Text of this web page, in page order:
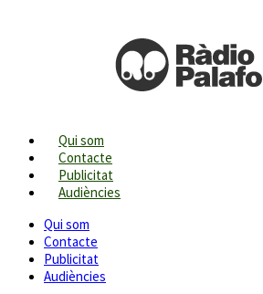
Qui som
Contacte
Publicitat
Audiències
Qui som
Contacte
Publicitat
Audiències